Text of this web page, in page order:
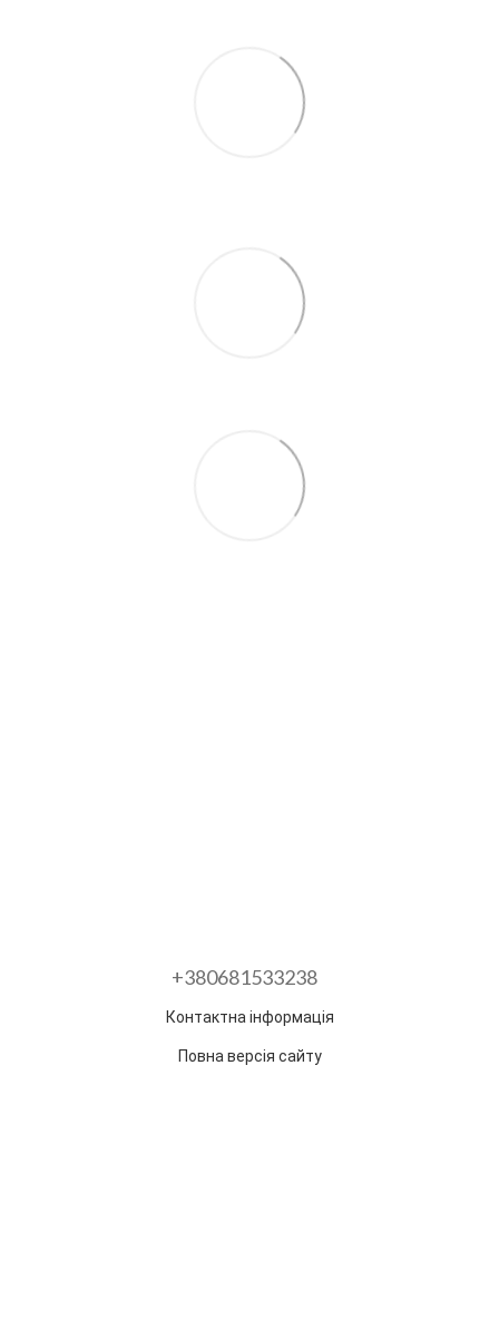
+380681533238
Контактна інформація
Повна версія сайту